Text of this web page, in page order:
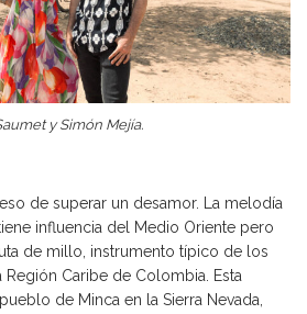
y Simón Mejía.
de superar un desamor. La melodía
influencia del Medio Oriente pero
de millo, instrumento típico de los
Caribe de Colombia. Esta
de Minca en la Sierra Nevada,